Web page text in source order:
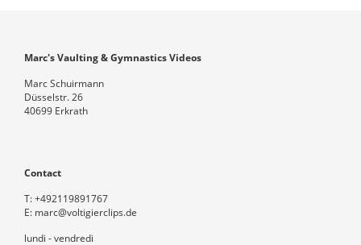
Marc's Vaulting & Gymnastics Videos
Marc Schuirmann
Düsselstr. 26
40699 Erkrath
Contact
T:+492119891767
E: marc@voltigierclips.de
lundi - vendredi